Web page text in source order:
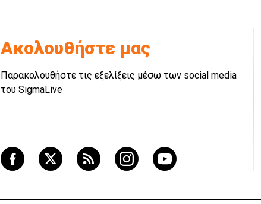
Ακολουθήστε μας
Παρακολουθήστε τις εξελίξεις μέσω των social media
του SigmaLive